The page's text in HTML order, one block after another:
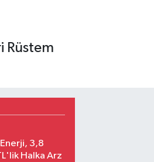
Rüstem
3,8
Halka Arz